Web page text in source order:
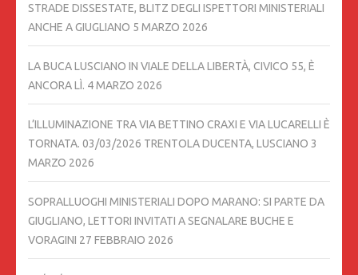
STRADE DISSESTATE, BLITZ DEGLI ISPETTORI MINISTERIALI
ANCHE A GIUGLIANO 5 MARZO 2026
LA BUCA LUSCIANO IN VIALE DELLA LIBERTÀ, CIVICO 55, È
ANCORA LÌ. 4 MARZO 2026
L’ILLUMINAZIONE TRA VIA BETTINO CRAXI E VIA LUCARELLI È
TORNATA. 03/03/2026 TRENTOLA DUCENTA, LUSCIANO 3
MARZO 2026
SOPRALLUOGHI MINISTERIALI DOPO MARANO: SI PARTE DA
GIUGLIANO, LETTORI INVITATI A SEGNALARE BUCHE E
VORAGINI 27 FEBBRAIO 2026